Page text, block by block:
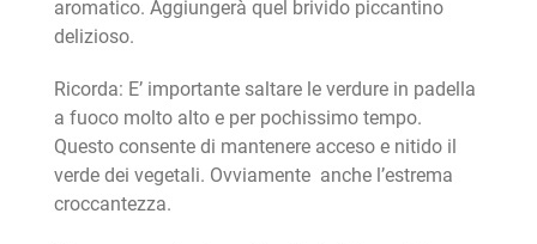
aromatico. Aggiungerà quel brivido piccantino
delizioso.
Ricorda: E’ importante saltare le verdure in padella
a fuoco molto alto e per pochissimo tempo.
Questo consente di mantenere acceso e nitido il
verde dei vegetali. Ovviamente anche l’estrema
croccantezza.